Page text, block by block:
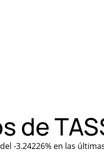
de
-3.24226% en las